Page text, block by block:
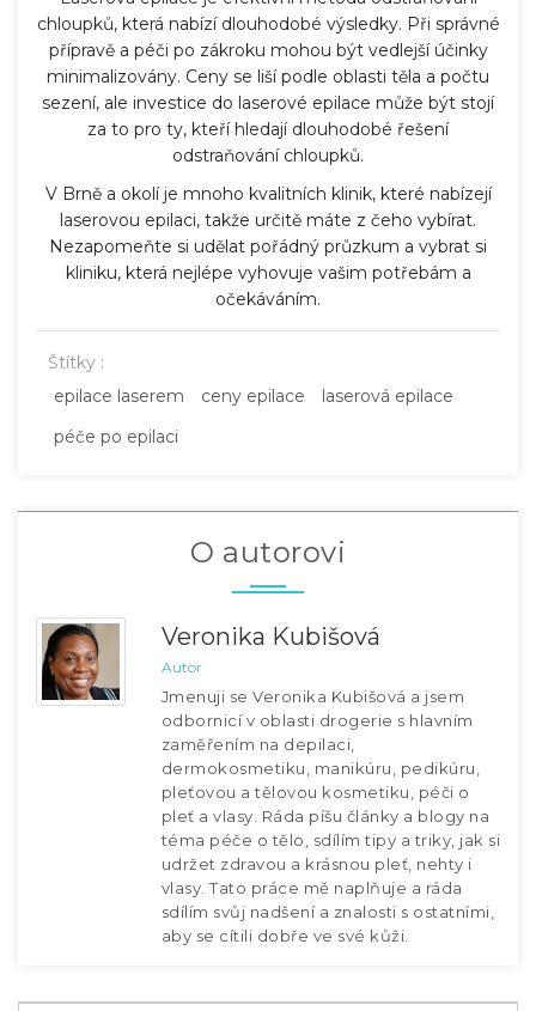
chloupků, která nabízí dlouhodobé výsledky. Při správné
přípravě a péči po zákroku mohou být vedlejší účinky
minimalizovány. Ceny se liší podle oblasti těla a počtu
sezení, ale investice do laserové epilace může být stojí
za to pro ty, kteří hledají dlouhodobé řešení
odstraňování chloupků.
V Brně a okolí je mnoho kvalitních klinik, které nabízejí
laserovou epilaci, takže určitě máte z čeho vybírat.
Nezapomeňte si udělat pořádný průzkum a vybrat si
kliniku, která nejlépe vyhovuje vašim potřebám a
očekáváním.
Štítky :
epilace laserem
ceny epilace
laserová epilace
péče po epilaci
O autorovi
Veronika Kubišová
Autor
Jmenuji se Veronika Kubišová a jsem
odbornicí v oblasti drogerie s hlavním
zaměřením na depilaci,
dermokosmetiku, manikúru, pedikúru,
pleťovou a tělovou kosmetiku, péči o
pleť a vlasy. Ráda píšu články a blogy na
téma péče o tělo, sdílím tipy a triky, jak si
udržet zdravou a krásnou pleť, nehty i
vlasy. Tato práce mě naplňuje a ráda
sdílím svůj nadšení a znalosti s ostatními,
aby se cítili dobře ve své kůži.